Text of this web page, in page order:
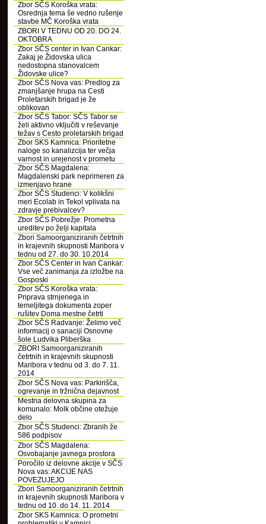
Zbor SČS Koroška vrata:
Osrednja tema še vedno rušenje
stavbe MČ Koroška vrata
ZBORI V TEDNU OD 20. DO 24.
OKTOBRA
Zbor SČS center in Ivan Cankar:
Zakaj je Židovska ulica
nedostopna stanovalcem
Židovske ulice?
Zbor SČS Nova vas: Predlog za
zmanjšanje hrupa na Cesti
Proletarskih brigad je že
oblikovan
Zbor SČS Tabor: SČS Tabor se
želi aktivno vključiti v reševanje
težav s Cesto proletarskih brigad
Zbor SKS Kamnica: Prioritetne
naloge so kanalizcija ter večja
varnost in urejenost v prometu
Zbor SČS Magdalena:
Magdalenski park neprimeren za
izmenjavo hrane
Zbor SČS Studenci: V kolikšni
meri Ecolab in Tekol vplivata na
zdravje prebivalcev?
Zbor SČS Pobrežje: Prometna
ureditev po želji kapitala
Zbori Samoorganiziranih četrtnih
in krajevnih skupnosti Maribora v
tednu od 27. do 30. 10.2014
Zbor SČS Center in Ivan Cankar:
Vse več zanimanja za izložbe na
Gosposki
Zbor SČS Koroška vrata:
Priprava strnjenega in
temeljitega dokumenta zoper
rušitev Doma mestne četrti
Zbor SČS Radvanje: Želimo več
informacij o sanaciji Osnovne
šole Ludvika Pliberška
ZBORI Samoorganiziranih
četrtnih in krajevnih skupnosti
Maribora v tednu od 3. do 7. 11.
2014
Zbor SČS Nova vas: Parkirišča,
ogrevanje in tržnična dejavnost
Mestna delovna skupina za
komunalo: Molk občine otežuje
delo
Zbor SČS Studenci: Zbranih že
586 podpisov
Zbor SČS Magdalena:
Osvobajanje javnega prostora
Poročilo iz delovne akcije v SČS
Nova vas: AKCIJE NAS
POVEZUJEJO
Zbori Samoorganiziranih četrtnih
in krajevnih skupnosti Maribora v
tednu od 10. do 14. 11. 2014
Zbor SKS Kamnica: O prometni